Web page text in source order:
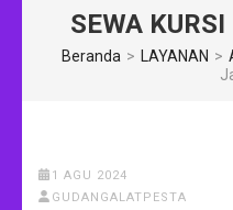
SEWA
Beranda > LAYANAN >
1 AGU 2024
GUDANGALATPESTA